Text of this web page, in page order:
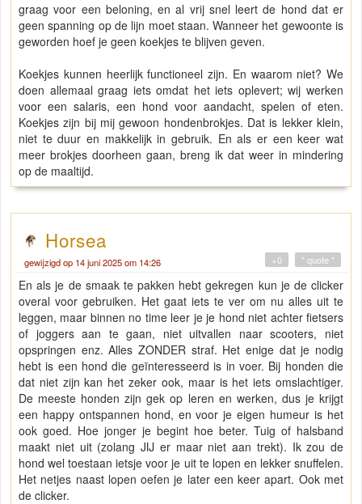
graag voor een beloning, en al vrij snel leert de hond dat er
geen spanning op de lijn moet staan. Wanneer het gewoonte is
geworden hoef je geen koekjes te blijven geven.
Koekjes kunnen heerlijk functioneel zijn. En waarom niet? We
doen allemaal graag iets omdat het iets oplevert; wij werken
voor een salaris, een hond voor aandacht, spelen of eten.
Koekjes zijn bij mij gewoon hondenbrokjes. Dat is lekker klein,
niet te duur en makkelijk in gebruik. En als er een keer wat
meer brokjes doorheen gaan, breng ik dat weer in mindering
op de maaltijd.
Horsea
gewijzigd op 14 juni 2025 om 14:26 " quote "
+0
En als je de smaak te pakken hebt gekregen kun je de clicker
overal voor gebruiken. Het gaat iets te ver om nu alles uit te
leggen, maar binnen no time leer je je hond niet achter fietsers
of joggers aan te gaan, niet uitvallen naar scooters, niet
opspringen enz. Alles ZONDER straf. Het enige dat je nodig
hebt is een hond die geïnteresseerd is in voer. Bij honden die
dat niet zijn kan het zeker ook, maar is het iets omslachtiger.
De meeste honden zijn gek op leren en werken, dus je krijgt
een happy ontspannen hond, en voor je eigen humeur is het
ook goed. Hoe jonger je begint hoe beter. Tuig of halsband
maakt niet uit (zolang JIJ er maar niet aan trekt). Ik zou de
hond wel toestaan ietsje voor je uit te lopen en lekker snuffelen.
Het netjes naast lopen oefen je later een keer apart. Ook met
de clicker.